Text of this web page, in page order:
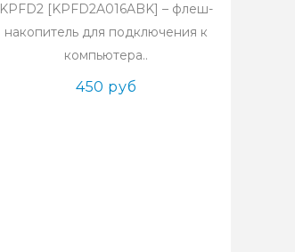
KPFD2 [KPFD2A016ABK] – флеш-
накопитель для подключения к
компьютера..
450 руб